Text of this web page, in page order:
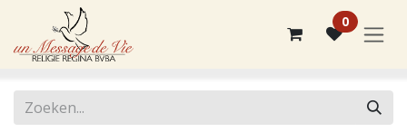
Overslaan naar inhoud
0